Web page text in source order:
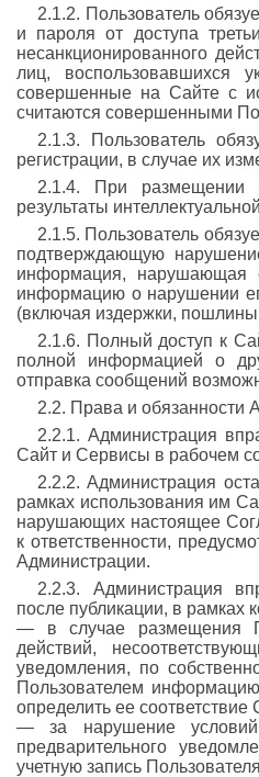
2.1.2. Пользователь
и пароля от доступа
несанкционированного
лиц, воспользовавшихся
совершенные на Сайте с
считаются совершенными
2.1.3. Пользователь
регистрации, в случае их
2.1.4. При размещении
результаты
2.1.5. Пользователь
подтверждающую
информация, нарушающая
информацию о нарушении
(включая издержки, пошлины
2.1.6. Полный доступ к
полной информацией о
отправка сообщений
2.2. Права и обязанности
2.2.1. Администрация
Сайт и Сервисы в рабочем
2.2.2. Администрация
рамках использования им
нарушающих настоящее
к ответственности,
Администрации.
2.2.3. Администрация
после публикации, в рамках
— в случае размещения
действий,
уведомления, по
Пользователем
определить ее
— за нарушение условий
предварительного
учетную запись